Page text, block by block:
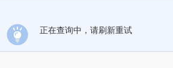
正在查询中，请刷新重试